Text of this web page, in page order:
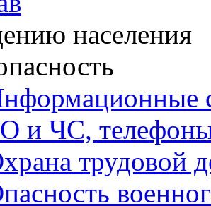
населения
и ЧС,
трудовой